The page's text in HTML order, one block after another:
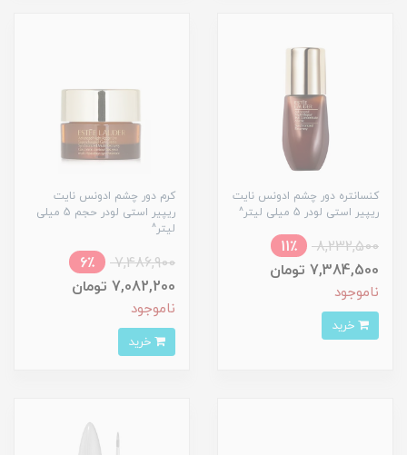
کنسانتره دور چشم ادونس نایت
ریپیر استی لودر 5 میلی لیتر^
8,232,500
11٪
7,384,500 تومان
ناموجود
کرم دور چشم ادونس نایت
ریپیر استی لودر حجم 5 میلی
لیتر^
7,486,900
6٪
7,082,200 تومان
ناموجود